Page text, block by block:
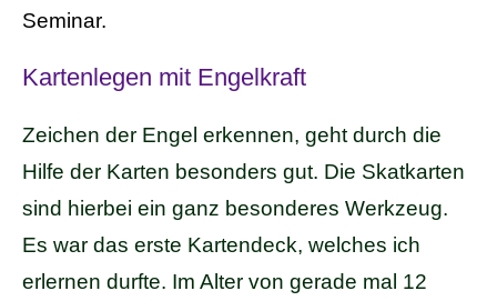
Seminar.
Kartenlegen mit Engelkraft
Zeichen der Engel erkennen, geht durch die
Hilfe der Karten besonders gut. Die Skatkarten
sind hierbei ein ganz besonderes Werkzeug.
Es war das erste Kartendeck, welches ich
erlernen durfte. Im Alter von gerade mal 12